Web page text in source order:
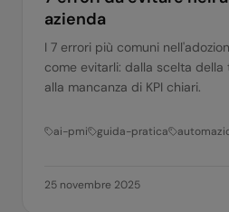
azienda
I 7 errori più comuni
come evitarli: dalla scelta
alla mancanza di KPI chiari.
ai-pmi guida-pratica
25 novembre 2025